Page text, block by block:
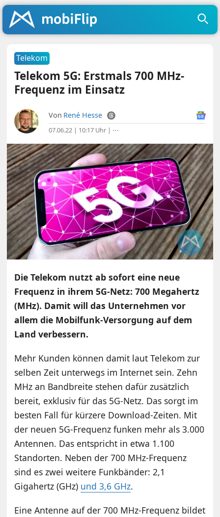
Telekom
Telekom 5G: Erstmals 700 MHz-
Frequenz im Einsatz
Von René Hesse
07.06.22 | 10:17 Uhr | ⋯
Die Telekom nutzt ab sofort eine neue
Frequenz in ihrem 5G-Netz: 700 Megahertz
(MHz). Damit will das Unternehmen vor
allem die Mobilfunk-Versorgung auf dem
Land verbessern.
Mehr Kunden können damit laut Telekom zur
selben Zeit unterwegs im Internet sein. Zehn
MHz an Bandbreite stehen dafür zusätzlich
bereit, exklusiv für das 5G-Netz. Das sorgt im
besten Fall für kürzere Download-Zeiten. Mit
der neuen 5G-Frequenz funken mehr als 3.000
Antennen. Das entspricht in etwa 1.100
Standorten. Neben der 700 MHz-Frequenz
sind es zwei weitere Funkbänder: 2,1
Gigahertz (GHz) und 3,6 GHz.
Eine Antenne auf der 700 MHz-Frequenz bildet